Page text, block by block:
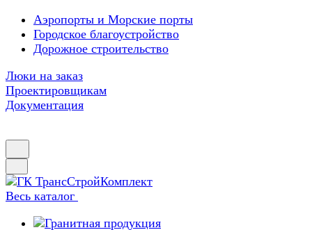
Аэропорты и Морские порты
Городское благоустройство
Дорожное строительство
Люки на заказ
Проектировщикам
Документация
Весь каталог